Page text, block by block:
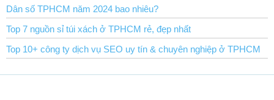
Dân số TPHCM năm 2024 bao nhiêu?
Top 7 nguồn sỉ túi xách ở TPHCM rẻ, đẹp nhất
Top 10+ công ty dịch vụ SEO uy tín & chuyên nghiệp ở TPHCM